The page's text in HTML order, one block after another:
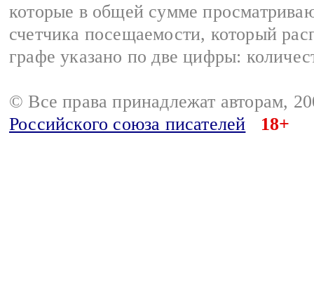
которые в общей сумме
счетчика посещаемости, который
графе указано по две цифры:
© Все права принадлежат авторам,
Российского союза писателей
18+